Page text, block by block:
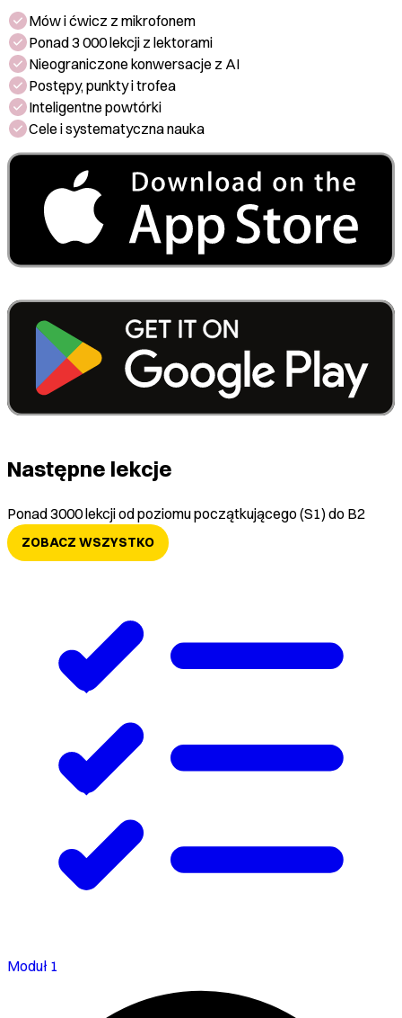
Mów i ćwicz z mikrofonem
Ponad 3 000 lekcji z lektorami
Nieograniczone konwersacje z AI
Postępy, punkty i trofea
Inteligentne powtórki
Cele i systematyczna nauka
Następne lekcje
Ponad 3000 lekcji od poziomu początkującego (S1) do B2
ZOBACZ WSZYSTKO
Moduł 1